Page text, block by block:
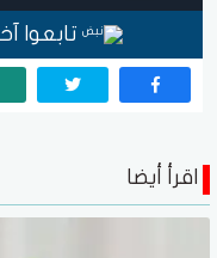
تابعوا
اقرأ أيضا